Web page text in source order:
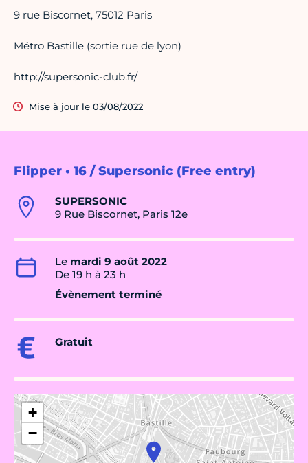
Flipper • 16 / Supersonic (Free entry)
SUPERSONIC
9 Rue Biscornet, Paris 12e
Le mardi 9 août 2022
De 19 h à 23 h
Évènement terminé
Gratuit
+
−
9 rue Biscornet, 75012 Paris
Métro Bastille (sortie rue de lyon)
http://supersonic-club.fr/
Mise à jour le 03/08/2022